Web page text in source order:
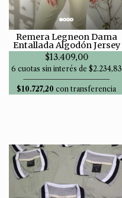
Remera Legneon Dama
Entallada Algodón Jersey
$13.409,00
6 cuotas sin interés de $2.234,83
$10.727,20 con transferencia